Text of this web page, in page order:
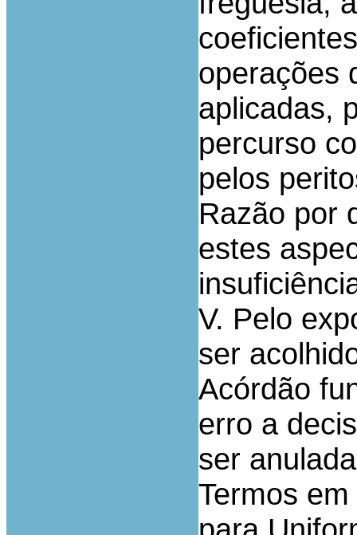
operações
aplicadas,
percurso
pelos
Razão por
estes
V. Pelo
ser
Acórdão
erro a
ser
Termos